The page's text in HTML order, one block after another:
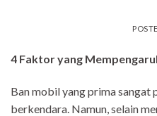
4 Faktor yang
Ban mobil yang prima sangat
berkendara. Namun, selain